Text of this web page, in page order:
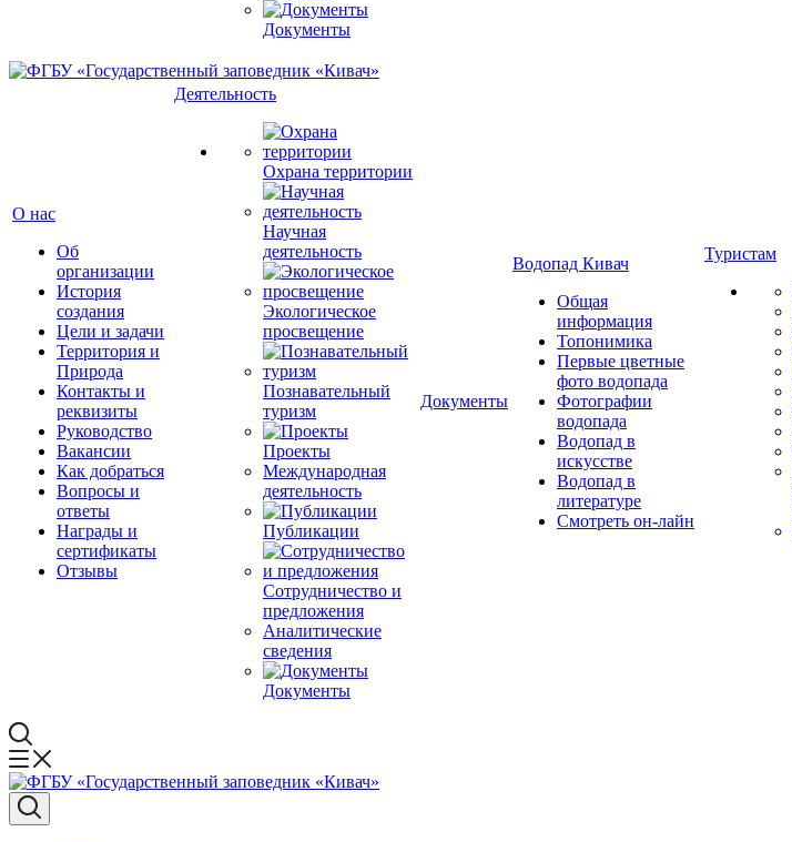
Документы
О нас
Об
организации
История
создания
Цели и задачи
Территория и
Природа
Контакты и
реквизиты
Руководство
Вакансии
Как добраться
Вопросы и
ответы
Награды и
сертификаты
Отзывы
Деятельность
Охрана территории
Научная
деятельность
Экологическое
просвещение
Познавательный
туризм
Проекты
Международная
деятельность
Публикации
Сотрудничество и
предложения
Аналитические
сведения
Документы
Документы
Водопад Кивач
Общая
информация
Топонимика
Первые цветные
фото водопада
Фотографии
водопада
Водопад в
искусстве
Водопад в
литературе
Смотреть он-лайн
Туристам